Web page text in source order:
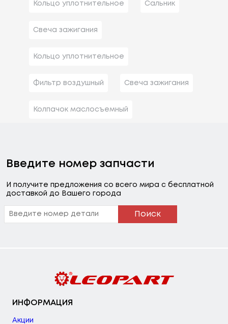
Кольцо уплотнительное Сальник
Свеча зажигания
Кольцо уплотнительное
Фильтр воздушный Свеча зажигания
Колпачок маслосъемный
Введите номер запчасти
И получите предложения со всего мира с бесплатной
доставкой до Вашего города
Поиск
ИНФОРМАЦИЯ
Акции